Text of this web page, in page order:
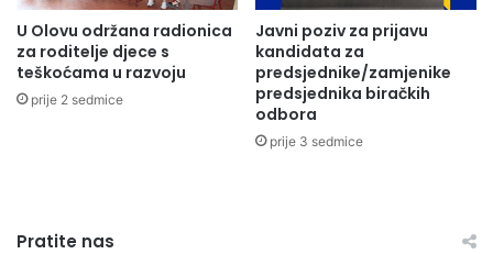
U Olovu održana radionica
za roditelje djece s
teškoćama u razvoju
prije 2 sedmice
Javni poziv za prijavu
kandidata za
predsjednike/zamjenike
predsjednika biračkih
odbora
prije 3 sedmice
Pratite nas